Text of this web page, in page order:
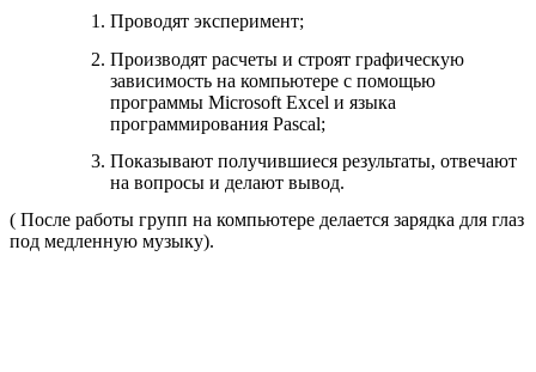
Проводят эксперимент;
Производят расчеты и строят графическую
зависимость на компьютере с помощью
программы Microsoft Excel и языка
программирования Pascal;
Показывают получившиеся результаты, отвечают
на вопросы и делают вывод.
( После работы групп на компьютере делается зарядка для глаз
под медленную музыку).